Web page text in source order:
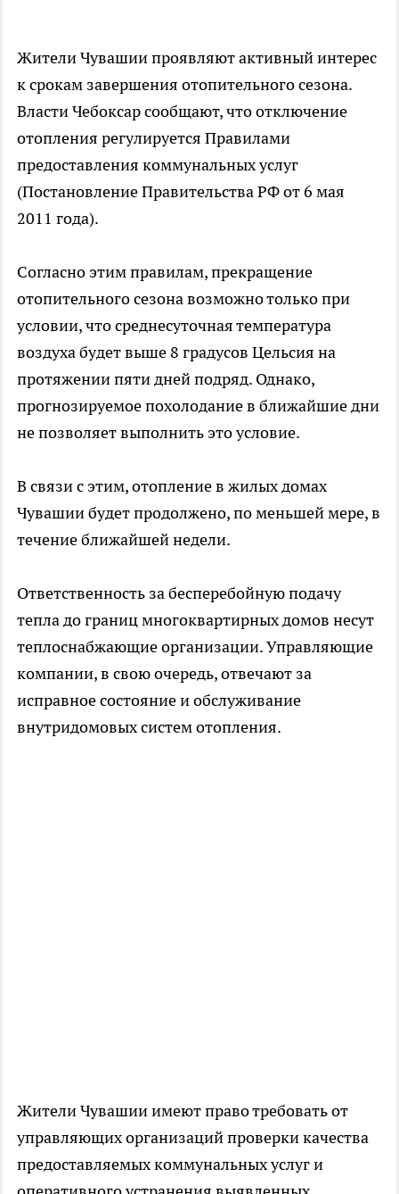
Жители Чувашии проявляют активный интерес
к срокам завершения отопительного сезона.
Власти Чебоксар сообщают, что отключение
отопления регулируется Правилами
предоставления коммунальных услуг
(Постановление Правительства РФ от 6 мая
2011 года).
Согласно этим правилам, прекращение
отопительного сезона возможно только при
условии, что среднесуточная температура
воздуха будет выше 8 градусов Цельсия на
протяжении пяти дней подряд. Однако,
прогнозируемое похолодание в ближайшие дни
не позволяет выполнить это условие.
В связи с этим, отопление в жилых домах
Чувашии будет продолжено, по меньшей мере, в
течение ближайшей недели.
Ответственность за бесперебойную подачу
тепла до границ многоквартирных домов несут
теплоснабжающие организации. Управляющие
компании, в свою очередь, отвечают за
исправное состояние и обслуживание
внутридомовых систем отопления.
Жители Чувашии имеют право требовать от
управляющих организаций проверки качества
предоставляемых коммунальных услуг и